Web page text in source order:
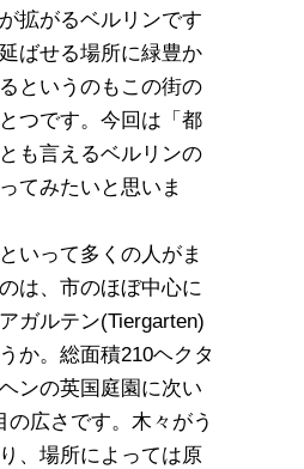
拡がるベルリンです
ばせる場所に緑豊か
というのもこの街の
つです。今回は「都
も言えるベルリンの
てみたいと思いま
いって多くの人がま
は、市のほぼ中心に
ガルテン(Tiergarten)
か。総面積210ヘクタ
ンの英国庭園に次い
の広さです。木々がう
、場所によっては原